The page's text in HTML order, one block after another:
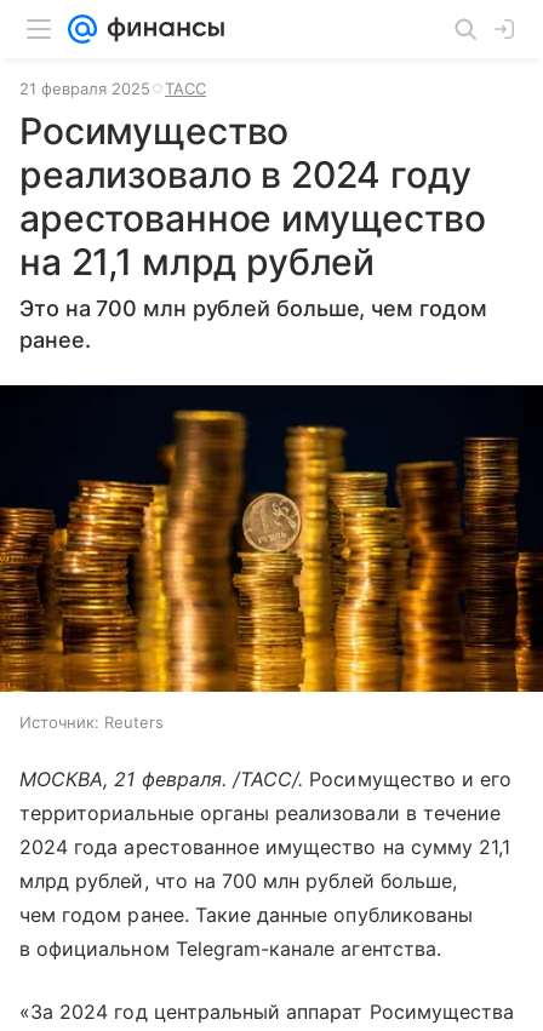
21 февраля 2025 ТАСС
Росимущество
реализовало в 2024 году
арестованное имущество
на 21,1 млрд рублей
Это на 700 млн рублей больше, чем годом
ранее.
Источник: Reuters
МОСКВА, 21 февраля. /ТАСС/. Росимущество и его
территориальные органы реализовали в течение
2024 года арестованное имущество на сумму 21,1
млрд рублей, что на 700 млн рублей больше,
чем годом ранее. Такие данные опубликованы
в официальном Telegram-канале агентства.
«За 2024 год центральный аппарат Росимущества